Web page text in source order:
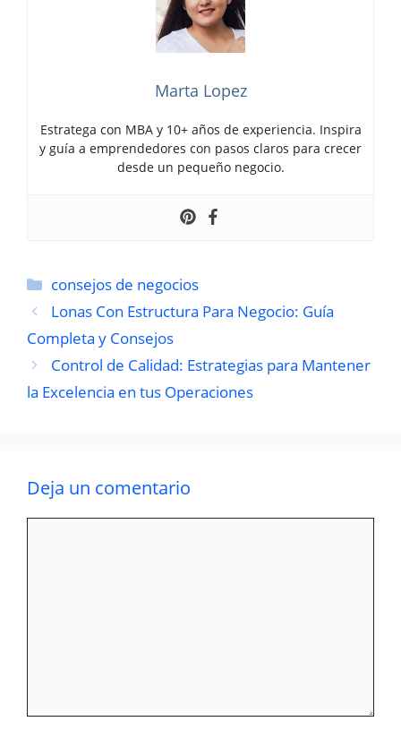
Marta Lopez
Estratega con MBA y 10+ años de experiencia. Inspira
y guía a emprendedores con pasos claros para crecer
desde un pequeño negocio.
Categorías
consejos de negocios
Lonas Con Estructura Para Negocio: Guía
Completa y Consejos
Control de Calidad: Estrategias para Mantener
la Excelencia en tus Operaciones
Deja un comentario